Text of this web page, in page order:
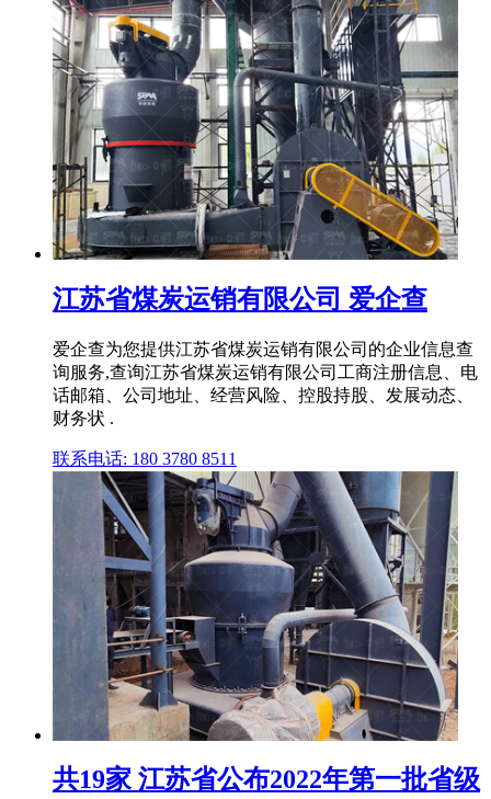
江苏省煤炭运销有限公司 爱企查
爱企查为您提供江苏省煤炭运销有限公司的企业信息查
询服务,查询江苏省煤炭运销有限公司工商注册信息、电
话邮箱、公司地址、经营风险、控股持股、发展动态、
财务状 .
联系电话: 180 3780 8511
共19家 江苏省公布2022年第一批省级